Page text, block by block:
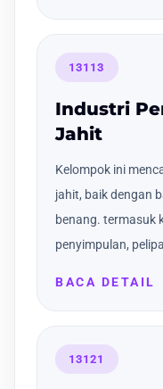
13113
Industri
Jahit
Kelompok ini
jahit, baik dengan
benang. termasuk
penyimpulan,
BACA DETAIL
13121